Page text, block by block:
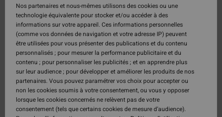
Nos partenaires et nous-mêmes utilisons des cookies ou une
technologie équivalente pour stocker et/ou accéder à des
informations sur votre appareil. Ces informations personnelles
(comme vos données de navigation et votre adresse IP) peuvent
être utilisées pour vous présenter des publications et du contenu
personnalisés ; pour mesurer la performance publicitaire et du
contenu ; pour personnaliser les publicités ; et en apprendre plus
sur leur audience ; pour développer et améliorer les produits de nos
partenaires. Vous pouvez paramétrer vos choix pour accepter ou
non les cookies soumis à votre consentement, ou vous y opposer
lorsque les cookies concernés ne relèvent pas de votre
consentement (tels que certains cookies de mesure d’audience).